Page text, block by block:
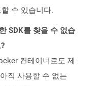
수 있습니다.
SDK를 찾을 수 없습
컨테이너로도 제
직 사용할 수 없는